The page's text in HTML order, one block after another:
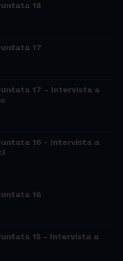
18
17
17 - Intervista a
16 - Intervista a
16
15 - Intervista a